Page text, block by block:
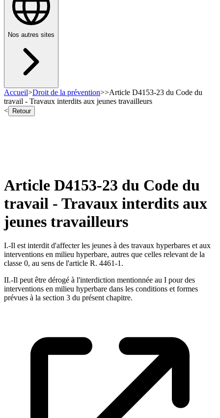
Nos autres sites
Accueil>Droit de la prévention>>Article D4153-23 du Code du
travail - Travaux interdits aux jeunes travailleurs
<
Retour
Article D4153-23 du Code du
travail - Travaux interdits aux
jeunes travailleurs
I.-Il est interdit d'affecter les jeunes à des travaux hyperbares et aux
interventions en milieu hyperbare, autres que celles relevant de la
classe 0, au sens de l'article R. 4461-1.
II.-Il peut être dérogé à l'interdiction mentionnée au I pour des
interventions en milieu hyperbare dans les conditions et formes
prévues à la section 3 du présent chapitre.